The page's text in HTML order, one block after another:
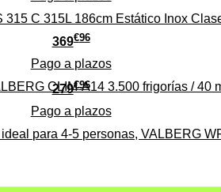
279€96
Pago a plazos
para 4-5 personas, VALBERG
315 C 315L 186cm Estático Inox
369€96
Pago a plazos
CLIM-A14 3.500 frigorías / 40